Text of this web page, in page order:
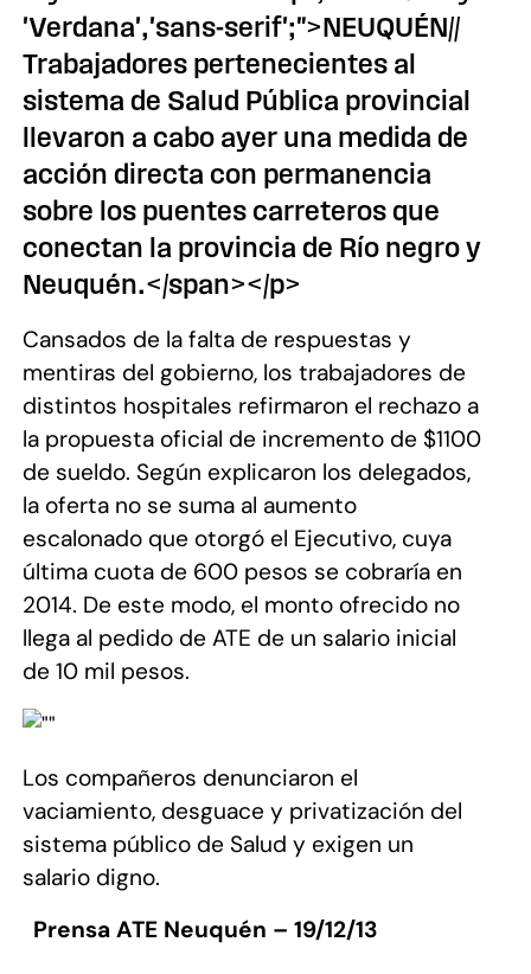
'Verdana','sans-serif';">NEUQUÉN//
Trabajadores pertenecientes al
sistema de Salud Pública provincial
llevaron a cabo ayer una medida de
acción directa con permanencia
sobre los puentes carreteros que
conectan la provincia de Río negro y
Neuquén.</span></p>
Cansados de la falta de respuestas y
mentiras del gobierno, los trabajadores de
distintos hospitales refirmaron el rechazo a
la propuesta oficial de incremento de $1100
de sueldo. Según explicaron los delegados,
la oferta no se suma al aumento
escalonado que otorgó el Ejecutivo, cuya
última cuota de 600 pesos se cobraría en
2014. De este modo, el monto ofrecido no
llega al pedido de ATE de un salario inicial
de 10 mil pesos.
Los compañeros denunciaron el
vaciamiento, desguace y privatización del
sistema público de Salud y exigen un
salario digno.
Prensa ATE Neuquén – 19/12/13